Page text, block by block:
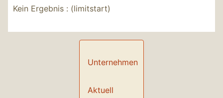
Kein Ergebnis : (limitstart)
Unternehmen
Aktuell